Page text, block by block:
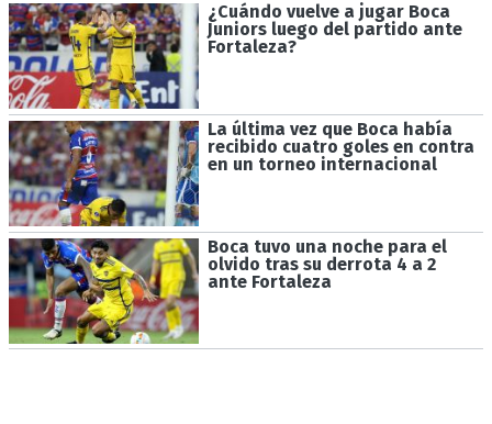
¿Cuándo vuelve a jugar Boca
Juniors luego del partido ante
Fortaleza?
La última vez que Boca había
recibido cuatro goles en contra
en un torneo internacional
Boca tuvo una noche para el
olvido tras su derrota 4 a 2
ante Fortaleza